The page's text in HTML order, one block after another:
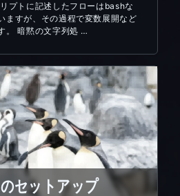
プトに記述したフローはbashな
ますが、その過程で変数展開など
。 暗黙の文字列処 …
セットアップ